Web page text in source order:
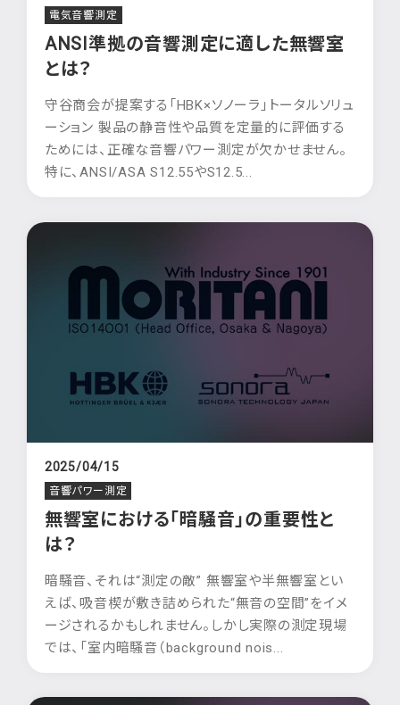
電気音響測定
ANSI準拠の音響測定に適した無響室
とは？
守谷商会が提案する「HBK×ソノーラ」トータルソリュ
ーション 製品の静音性や品質を定量的に評価する
ためには、正確な音響パワー測定が欠かせません。
特に、ANSI/ASA S12.55やS12.5...
2025/04/15
音響パワー測定
無響室における「暗騒音」の重要性と
は？
暗騒音、それは“測定の敵” 無響室や半無響室とい
えば、吸音楔が敷き詰められた“無音の空間”をイメ
ージされるかもしれません。しかし実際の測定現場
では、「室内暗騒音（background nois...